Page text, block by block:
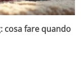
cosa fare quando